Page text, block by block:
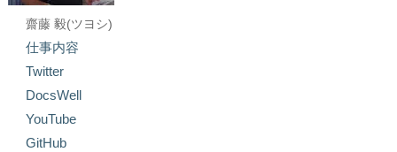
齋藤 毅(ツヨシ)
仕事内容
Twitter
DocsWell
YouTube
GitHub